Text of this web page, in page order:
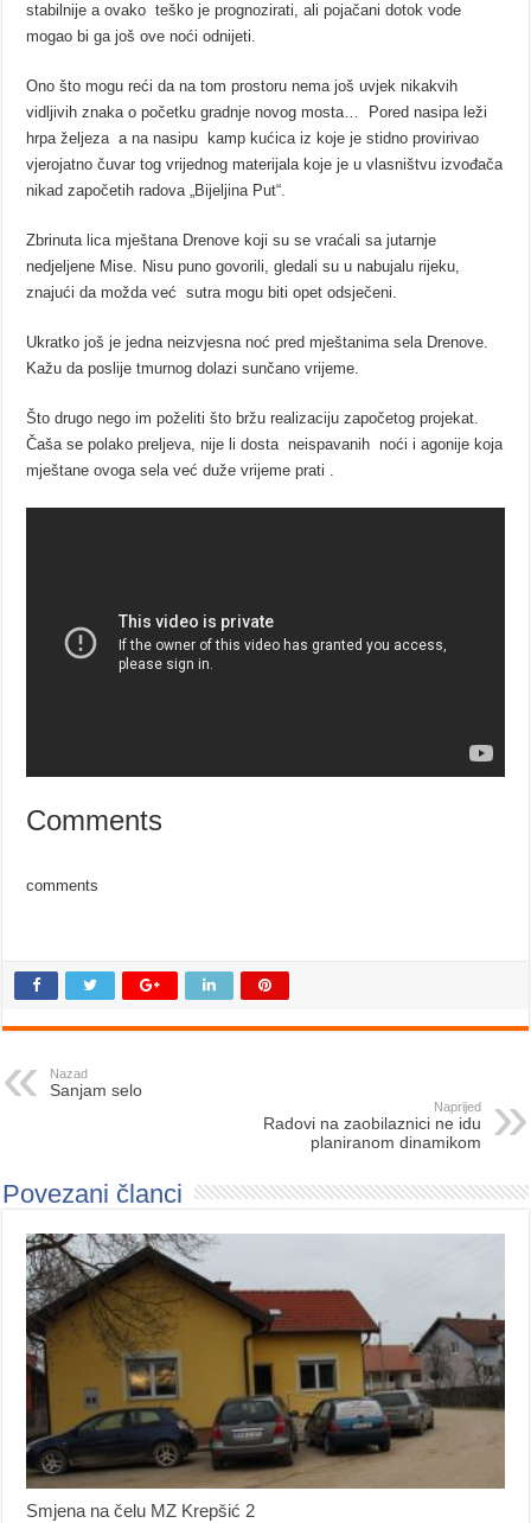
stabilnije a ovako teško je prognozirati, ali pojačani dotok vode
mogao bi ga još ove noći odnijeti.
Ono što mogu reći da na tom prostoru nema još uvjek nikakvih
vidljivih znaka o početku gradnje novog mosta… Pored nasipa leži
hrpa željeza a na nasipu kamp kućica iz koje je stidno provirivao
vjerojatno čuvar tog vrijednog materijala koje je u vlasništvu izvođača
nikad započetih radova „Bijeljina Put“.
Zbrinuta lica mještana Drenove koji su se vraćali sa jutarnje
nedjeljene Mise. Nisu puno govorili, gledali su u nabujalu rijeku,
znajući da možda već sutra mogu biti opet odsječeni.
Ukratko još je jedna neizvjesna noć pred mještanima sela Drenove.
Kažu da poslije tmurnog dolazi sunčano vrijeme.
Što drugo nego im poželiti što bržu realizaciju započetog projekat.
Čaša se polako preljeva, nije li dosta neispavanih noći i agonije koja
mještane ovoga sela već duže vrijeme prati .
Comments
comments
Nazad
Sanjam selo
Naprijed
Radovi na zaobilaznici ne idu
planiranom dinamikom
Povezani članci
Smjena na čelu MZ Krepšić 2